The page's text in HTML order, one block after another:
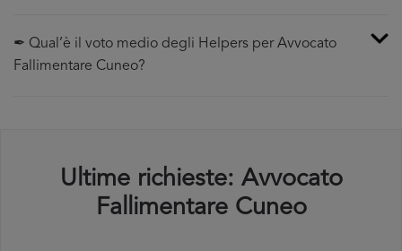
✒ Qual’è il voto medio degli Helpers per Avvocato
Fallimentare Cuneo?
Ultime richieste: Avvocato
Fallimentare Cuneo